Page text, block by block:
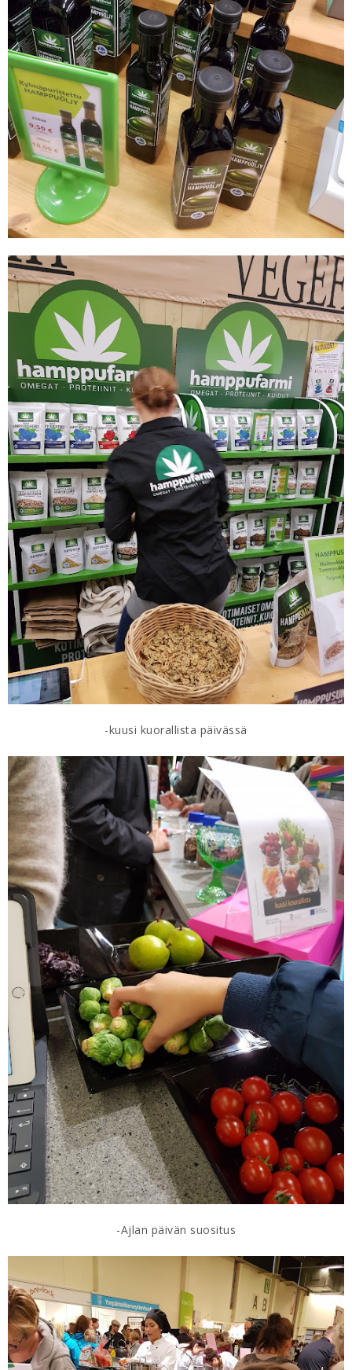
-kuusi kuorallista päivässä
-Ajlan päivän suositus